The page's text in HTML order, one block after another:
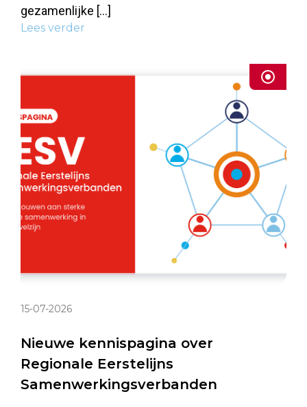
gezamenlijke […]
Lees verder
15-07-2026
Nieuwe kennispagina over
Regionale Eerstelijns
Samenwerkingsverbanden